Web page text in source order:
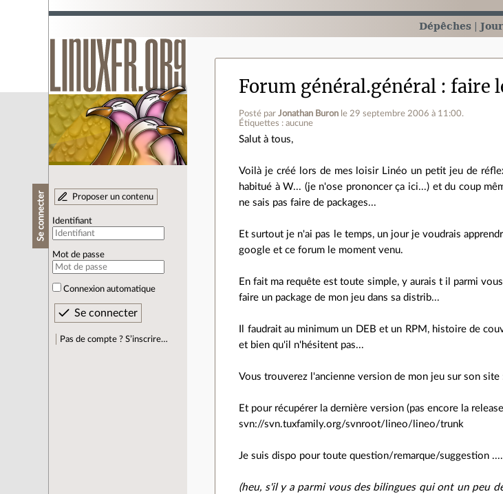
Dépêches
Se connecter Proposer un contenu
Identifiant
Mot de passe
Connexion automatique
Pas de compte ? S’inscrire…
Forum général.général faire
Posté parJonathan Buron le 29 septembre 2006 à 11:00.
Étiquettes : aucune
Salut à tous,
Voilà je créé lors de mes loisir Linéo un petit jeu de
habitué à W... (je n'ose prononcer ça ici...) et du coup
ne sais pas faire de packages...
Et surtout je n'ai pas le temps, un jour je voudrais
google et ce forum le moment venu.
En fait ma requête est toute simple, y aurais t il parmi
faire un package de mon jeu dans sa distrib...
Il faudrait au minimum un DEB et un RPM, histoire de
et bien qu'il n'hésitent pas...
Vous trouverez l'ancienne version de mon jeu sur son site
Et pour récupérer la dernière version (pas encore la
svn://svn.tuxfamily.org/svnroot/lineo/lineo/trunk
Je suis dispo pour toute question/remarque/suggestion
(heu, s'il y a parmi vous des bilingues qui ont un peu